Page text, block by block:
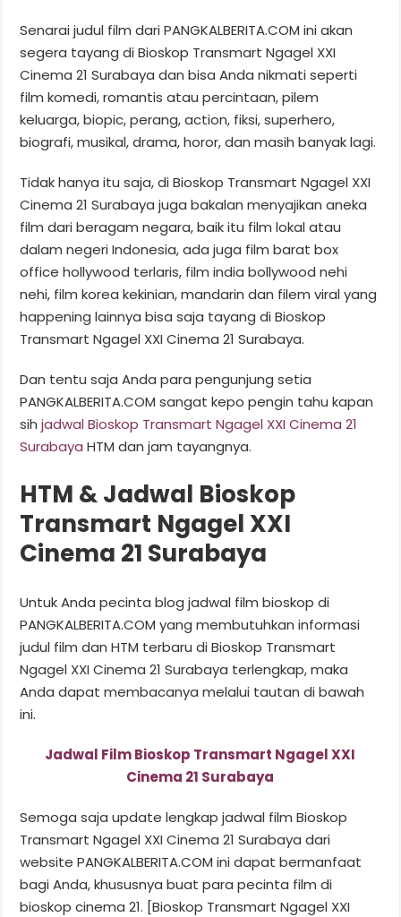
Senarai judul film dari PANGKALBERITA.COM ini akan
segera tayang di Bioskop Transmart Ngagel XXI
Cinema 21 Surabaya dan bisa Anda nikmati seperti
film komedi, romantis atau percintaan, pilem
keluarga, biopic, perang, action, fiksi, superhero,
biografi, musikal, drama, horor, dan masih banyak lagi.
Tidak hanya itu saja, di Bioskop Transmart Ngagel XXI
Cinema 21 Surabaya juga bakalan menyajikan aneka
film dari beragam negara, baik itu film lokal atau
dalam negeri Indonesia, ada juga film barat box
office hollywood terlaris, film india bollywood nehi
nehi, film korea kekinian, mandarin dan filem viral yang
happening lainnya bisa saja tayang di Bioskop
Transmart Ngagel XXI Cinema 21 Surabaya.
Dan tentu saja Anda para pengunjung setia
PANGKALBERITA.COM sangat kepo pengin tahu kapan
sihjadwal Bioskop Transmart Ngagel XXI Cinema 21
Surabaya HTM dan jam tayangnya.
HTM & Jadwal Bioskop
Transmart Ngagel XXI
Cinema 21 Surabaya
Untuk Anda pecinta blog jadwal film bioskop di
PANGKALBERITA.COM yang membutuhkan informasi
judul film dan HTM terbaru di Bioskop Transmart
Ngagel XXI Cinema 21 Surabaya terlengkap, maka
Anda dapat membacanya melalui tautan di bawah
ini.
Jadwal Film Bioskop Transmart Ngagel XXI
Cinema 21 Surabaya
Semoga saja update lengkap jadwal film Bioskop
Transmart Ngagel XXI Cinema 21 Surabaya dari
website PANGKALBERITA.COM ini dapat bermanfaat
bagi Anda, khususnya buat para pecinta film di
bioskop cinema 21. [Bioskop Transmart Ngagel XXI